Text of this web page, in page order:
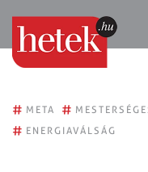
# META #
# ENERGIAVÁLSÁG